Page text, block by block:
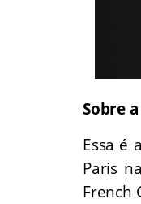
Sobre
Essa é
Paris
French